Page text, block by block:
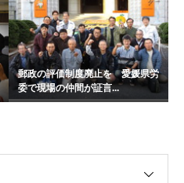
郵政の評価制度廃止を 愛媛県労
委で現場の仲間が証言...